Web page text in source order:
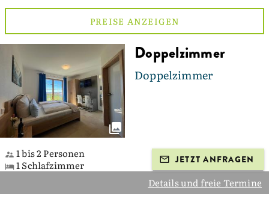
PREISE ANZEIGEN
Doppelzimmer
Doppelzimmer
1 bis 2 Personen
1 Schlafzimmer
JETZT ANFRAGEN
Details und freie Termine